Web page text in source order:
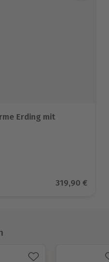
Erding mit
auf 1 BewertungenAktueller
319,90 €